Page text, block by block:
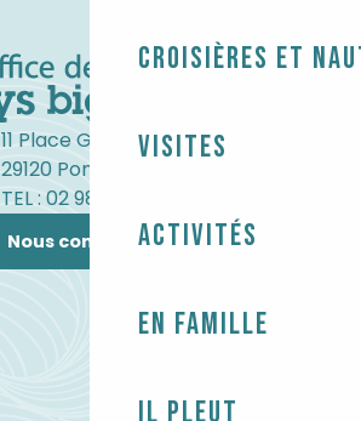
Croisières et
Visites
Activités
En famille
Il pleut
11 Place Gambetta
29120 Pont-l'Abbé
TEL : 02 98 82 37 99
Nous contacter